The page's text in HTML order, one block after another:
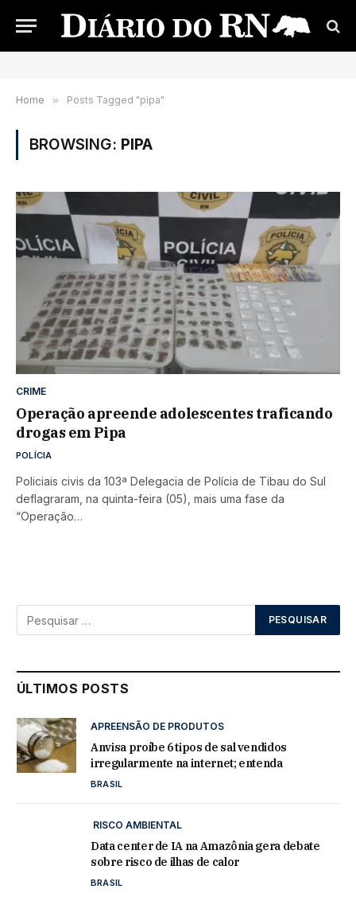
Home » Posts Tagged "pipa"
BROWSING: PIPA
CRIME
Operação apreende adolescentes traficando
drogas em Pipa
POLÍCIA
Policiais civis da 103ª Delegacia de Polícia de Tibau do Sul
deflagraram, na quinta-feira (05), mais uma fase da
“Operação…
ÚLTIMOS POSTS
APREENSÃO DE PRODUTOS
Anvisa proíbe 6 tipos de sal vendidos
irregularmente na internet; entenda
BRASIL
RISCO AMBIENTAL
Data center de IA na Amazônia gera debate
sobre risco de ilhas de calor
BRASIL